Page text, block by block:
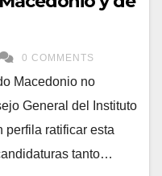
0 COMMENTS
Macedonio no
General del Instituto
perfila ratificar esta
tanto…